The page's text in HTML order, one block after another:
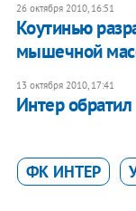
26 октября 2010, 16:51
Коутинью
мышечной
13 октября 2010, 17:41
Интер
ФК ИНТЕР